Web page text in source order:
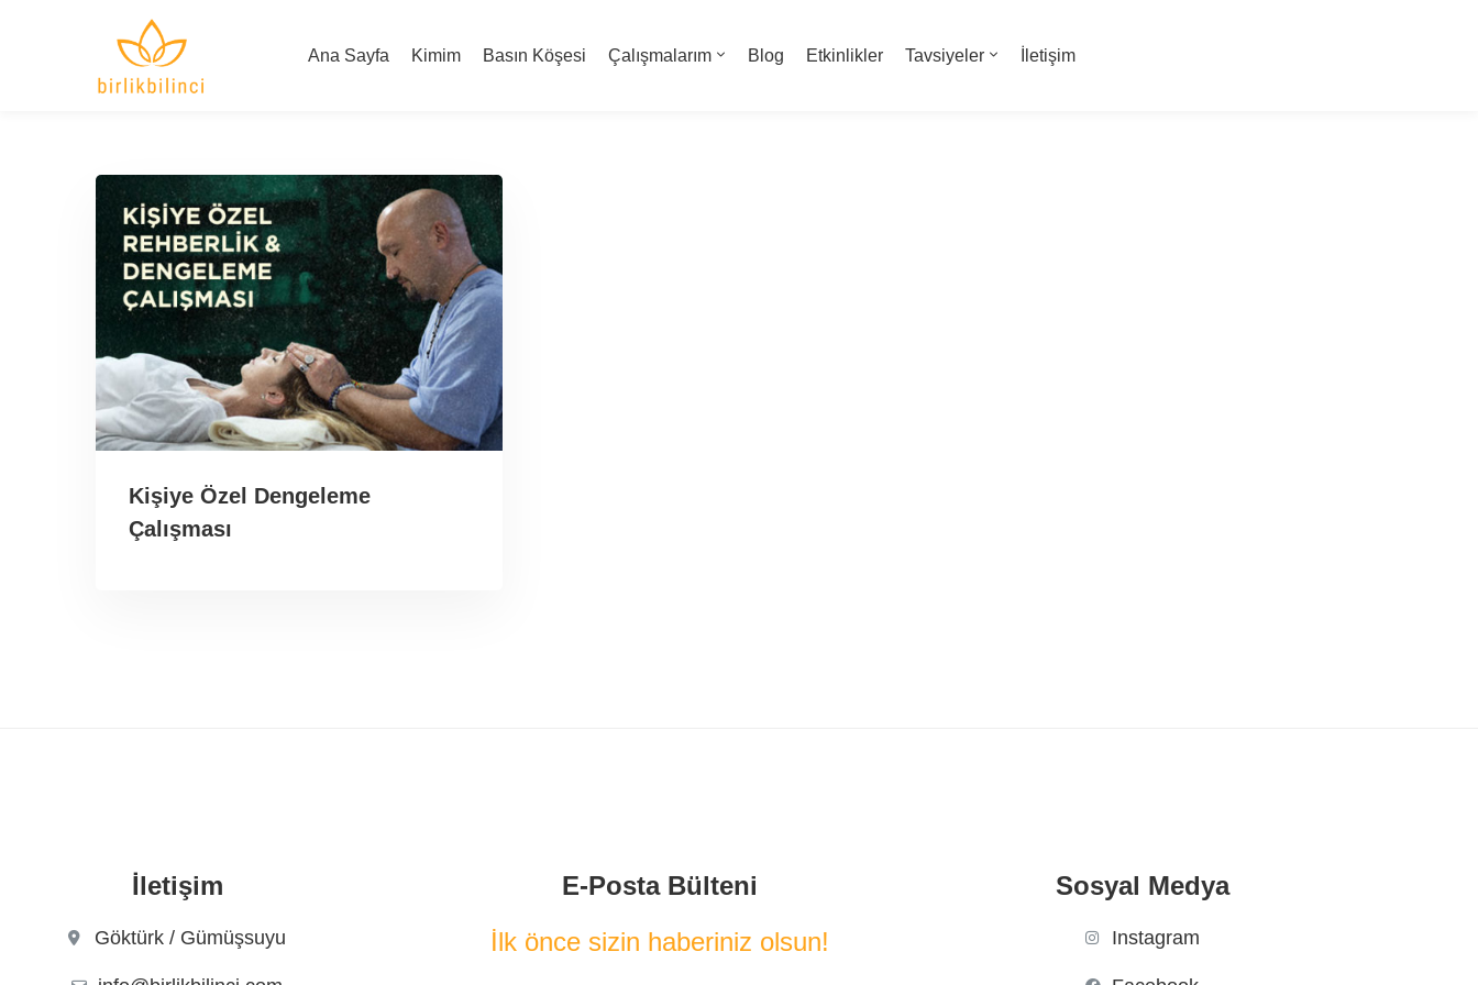
Ana Sayfa Kimim Basın Köşesi Çalışmalarım Blog Etkinlikler Tavsiyeler İletişim
Kişiye Özel Dengeleme
Çalışması
İletişim
Göktürk / Gümüşsuyu
E-Posta Bülteni
İlk önce sizin haberiniz olsun!
Sosyal Medya
Instagram